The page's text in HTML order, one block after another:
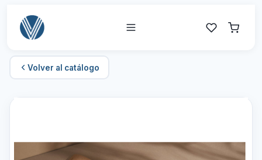
Volver al catálogo